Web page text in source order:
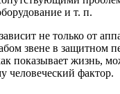
и т. п.
не только от
звене в
жизнь,
человеческий фактор.